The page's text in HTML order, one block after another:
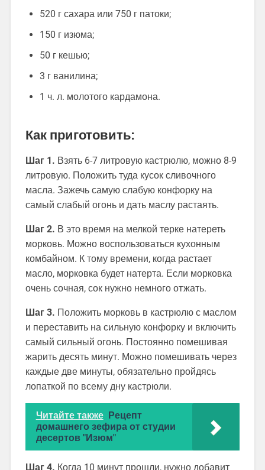
520 г сахара или 750 г патоки;
150 г изюма;
50 г кешью;
3 г ванилина;
1 ч. л. молотого кардамона.
Как приготовить:
Шаг 1. Взять 6-7 литровую кастрюлю, можно 8-9
литровую. Положить туда кусок сливочного
масла. Зажечь самую слабую конфорку на
самый слабый огонь и дать маслу растаять.
Шаг 2. В это время на мелкой терке натереть
морковь. Можно воспользоваться кухонным
комбайном. К тому времени, когда растает
масло, морковка будет натерта. Если морковка
очень сочная, сок нужно немного отжать.
Шаг 3. Положить морковь в кастрюлю с маслом
и переставить на сильную конфорку и включить
самый сильный огонь. Постоянно помешивая
жарить десять минут. Можно помешивать через
каждые две минуты, обязательно пройдясь
лопаткой по всему дну кастрюли.
Читайте также Рецепт
домашнего зефира от студии
десертов "Изюм"
Шаг 4. Когда 10 минут прошли, нужно добавит